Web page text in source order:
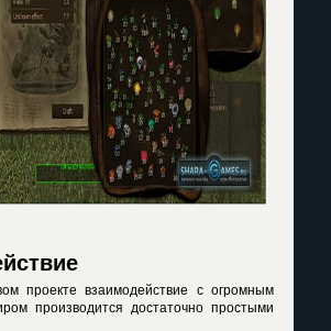
проекте взаимодействие с огромным
производится достаточно простыми